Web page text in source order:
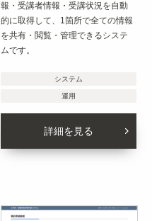
報・受講者情報・受講状況を自動
的に取得して、1箇所で全ての情報
を共有・閲覧・管理できるシステ
ムです。
システム
運用
詳細を見る